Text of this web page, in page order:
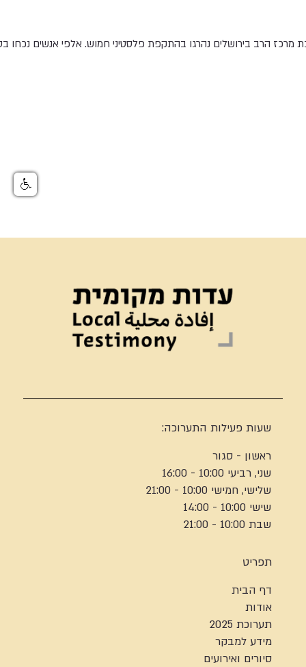
מרכז הרב בירושלים נהרגו בהתקפת פלסטיני חמוש. אלפי אנשים
שעות פעילות התערוכה:
ראשון - סגור
שני, רביעי 10:00 - 16:00
שלישי, חמישי 10:00 - 21:00
שישי 10:00 - 14:00
שבת 10:00 - 21:00
תפריט
דף הבית
אודות
תערוכת 2025
מידע למבקר
סיורים ואירועים